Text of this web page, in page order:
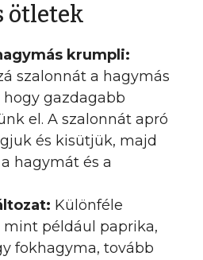
ötletek
krumpli:
szalonnát a hagymás
gazdagabb
el. A szalonnát apró
és kisütjük, majd
hagymát és a
Különféle
mint például paprika,
fokhagyma, tovább